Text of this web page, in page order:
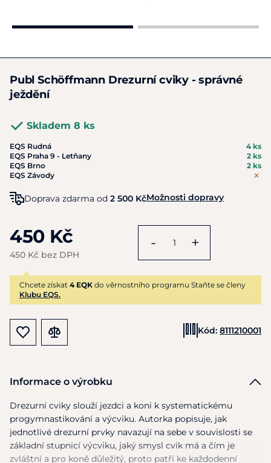
Publ Schöffmann Drezurní cviky - správné
ježdění
Skladem 8 ks
EQS Rudná
4 ks
EQS Praha 9 - Letňany
2 ks
EQS Brno
2 ks
EQS Závody
Doprava zdarma od 2 500 KčMožnosti dopravy
450 Kč
450 Kč bez DPH
- +
Chcete získat 4 EQK do věrnostního programu Staňte se členy
Klubu EQS.
Kód: 8111210001
Informace o výrobku
Drezurní cviky slouží jezdci a koni k systematickému
progymnastikování a výcviku. Autorka popisuje, jak
jednotlivé drezurní prvky navazují na sebe v souvislosti se
základní stupnicí výcviku, jaký smysl cvik má a čím je
zvláštní a pro koně důležitý, proto patří ke každodenní